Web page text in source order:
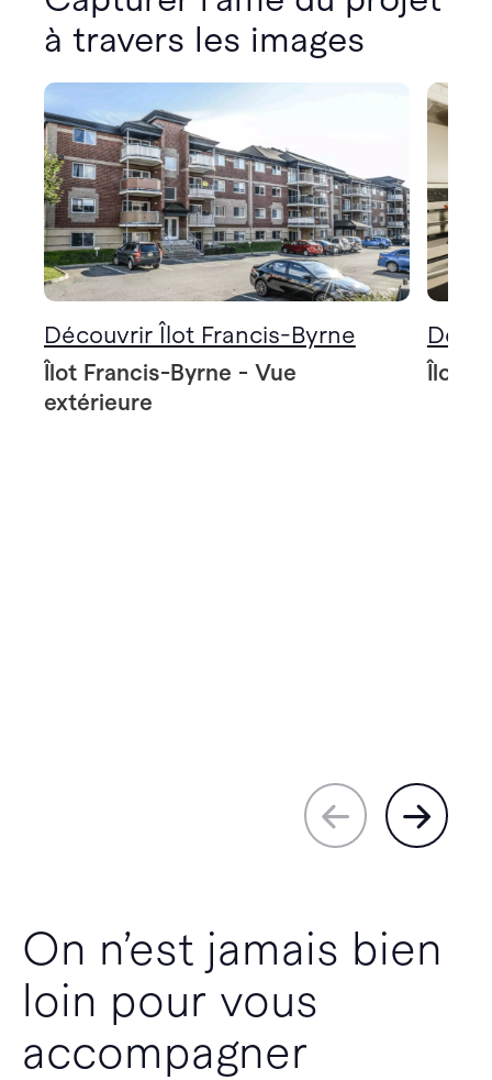
à travers les images
Découvrir Îlot Francis-Byrne
Îlot Francis-Byrne - Vue
extérieure
Îlot
On n’est jamais bien
loin pour vous
accompagner